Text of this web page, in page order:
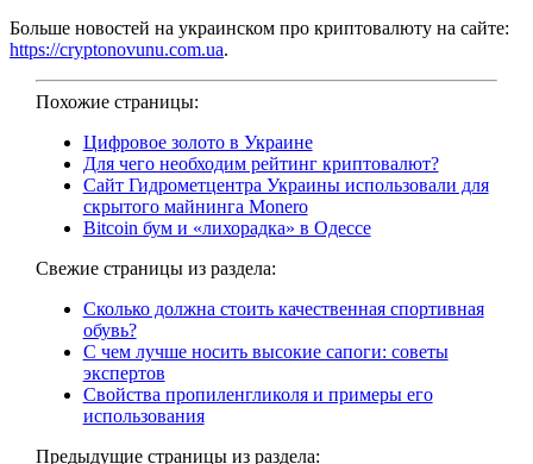
Больше новостей на украинском про криптовалюту на сайте:
https://cryptonovunu.com.ua.
Похожие страницы:
Цифровое золото в Украине
Для чего необходим рейтинг криптовалют?
Сайт Гидрометцентра Украины использовали для
скрытого майнинга Monero
Bitcoin бум и «лихорадка» в Одессе
Свежие страницы из раздела:
Сколько должна стоить качественная спортивная
обувь?
С чем лучше носить высокие сапоги: советы
экспертов
Свойства пропиленгликоля и примеры его
использования
Предыдущие страницы из раздела: